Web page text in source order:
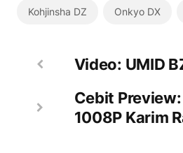
Kohjinsha DZ Onkyo DX
Video: UMID
Cebit Preview:
1008P Karim